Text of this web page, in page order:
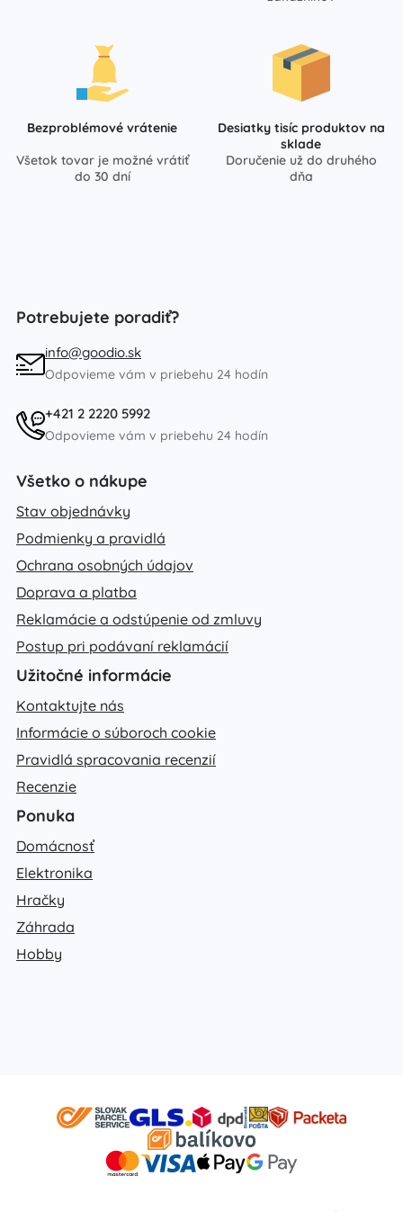
Bezproblémové vrátenie
Všetok tovar je možné vrátiť
do 30 dní
Desiatky tisíc produktov na
sklade
Doručenie už do druhého
dňa
Potrebujete poradiť?
info@goodio.sk
Odpovieme vám v priebehu 24 hodín
+421 2 2220 5992
Odpovieme vám v priebehu 24 hodín
Všetko o nákupe
Stav objednávky
Podmienky a pravidlá
Ochrana osobných údajov
Doprava a platba
Reklamácie a odstúpenie od zmluvy
Postup pri podávaní reklamácií
Užitočné informácie
Kontaktujte nás
Informácie o súboroch cookie
Pravidlá spracovania recenzií
Recenzie
Ponuka
Domácnosť
Elektronika
Hračky
Záhrada
Hobby